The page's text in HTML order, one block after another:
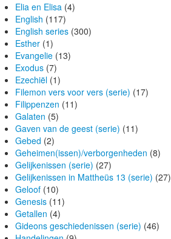
Elia en Elisa (4)
English (117)
English series (300)
Esther (1)
Evangelie (13)
Exodus (7)
Ezechiël (1)
Filemon vers voor vers (serie) (17)
Filippenzen (11)
Galaten (5)
Gaven van de geest (serie) (11)
Gebed (2)
Geheimen(issen)/verborgenheden (8)
Gelijkenissen (serie) (27)
Gelijkenissen in Mattheüs 13 (serie) (27)
Geloof (10)
Genesis (11)
Getallen (4)
Gideons geschiedenissen (serie) (46)